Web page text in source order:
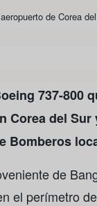
737-800
Corea del
Bomberos
de
el perímetro